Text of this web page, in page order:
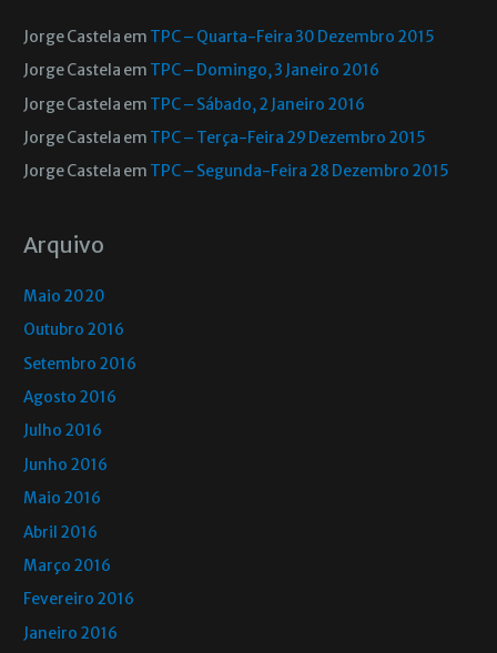
Jorge Castela em TPC – Quarta-Feira 30 Dezembro 2015
Jorge Castela em TPC – Domingo, 3 Janeiro 2016
Jorge Castela em TPC – Sábado, 2 Janeiro 2016
Jorge Castela em TPC – Terça-Feira 29 Dezembro 2015
Jorge Castela em TPC – Segunda-Feira 28 Dezembro 2015
Arquivo
Maio 2020
Outubro 2016
Setembro 2016
Agosto 2016
Julho 2016
Junho 2016
Maio 2016
Abril 2016
Março 2016
Fevereiro 2016
Janeiro 2016